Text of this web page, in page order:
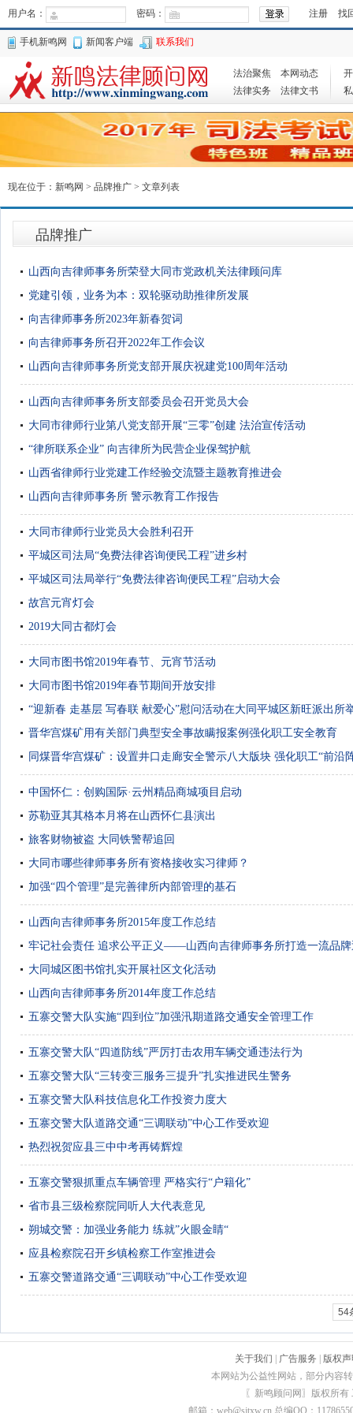
用户名： 密码： 注册 找
手机新鸣网 新闻客户端 联系我们
法治聚焦
本网动态
法律实务
法律文书
现在位于： 新鸣网 > 品牌推广 > 文章列表
品牌推广
山西向吉律师事务所荣登大同市党政机关法律顾问库
党建引领，业务为本：双轮驱动助推律所发展
向吉律师事务所2023年新春贺词
向吉律师事务所召开2022年工作会议
山西向吉律师事务所党支部开展庆祝建党100周年活动
山西向吉律师事务所支部委员会召开党员大会
大同市律师行业第八党支部开展“三零”创建 法治宣传活动
“律所联系企业” 向吉律所为民营企业保驾护航
山西省律师行业党建工作经验交流暨主题教育推进会
山西向吉律师事务所 警示教育工作报告
大同市律师行业党员大会胜利召开
平城区司法局“免费法律咨询便民工程”进乡村
平城区司法局举行“免费法律咨询便民工程”启动大会
故宫元宵灯会
2019大同古都灯会
大同市图书馆2019年春节、元宵节活动
大同市图书馆2019年春节期间开放安排
“迎新春 走基层 写春联 献爱心”慰问活动在大同平城区新旺派出所
晋华宫煤矿用有关部门典型安全事故瞒报案例强化职工安全教育
同煤晋华宫煤矿：设置井口走廊安全警示八大版块 强化职工“前沿
中国怀仁：创购国际·云州精品商城项目启动
苏勒亚其其格本月将在山西怀仁县演出
旅客财物被盗 大同铁警帮追回
大同市哪些律师事务所有资格接收实习律师？
加强“四个管理”是完善律所内部管理的基石
山西向吉律师事务所2015年度工作总结
牢记社会责任 追求公平正义——山西向吉律师事务所打造一流品牌
大同城区图书馆扎实开展社区文化活动
山西向吉律师事务所2014年度工作总结
五寨交警大队实施“四到位”加强汛期道路交通安全管理工作
五寨交警大队“四道防线”严厉打击农用车辆交通违法行为
五寨交警大队“三转变三服务三提升”扎实推进民生警务
五寨交警大队科技信息化工作投资力度大
五寨交警大队道路交通“三调联动”中心工作受欢迎
热烈祝贺应县三中中考再铸辉煌
五寨交警狠抓重点车辆管理 严格实行“户籍化”
省市县三级检察院同听人大代表意见
朔城交警：加强业务能力 练就”火眼金睛“
应县检察院召开乡镇检察工作室推进会
五寨交警道路交通“三调联动”中心工作受欢迎
54
关于我们 广告服务
版权
本网站为公益性网站，部分内容
〖新鸣顾问网〗版权所
邮箱：web@sjtxw.cn 总编QQ：